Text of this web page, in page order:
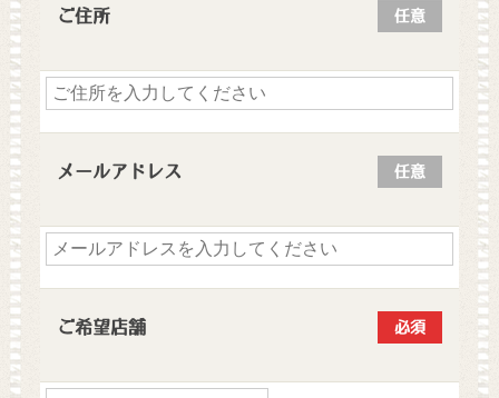
ご住所 任意
メールアドレス 任意
ご希望店舗 必須